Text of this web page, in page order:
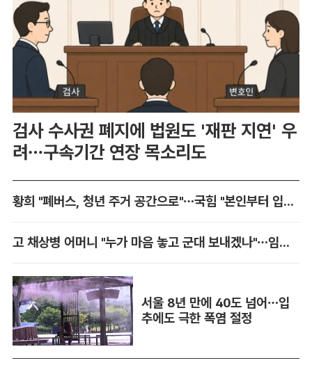
검사 수사권 폐지에 법원도 '재판 지연' 우
려…구속기간 연장 목소리도
황희 "폐버스, 청년 주거 공간으로"…국힘 "본인부터 입주하라"
고 채상병 어머니 "누가 마음 놓고 군대 보내겠나"…임성근 징역 3년에 분통
서울 8년 만에 40도 넘어…입
추에도 극한 폭염 절정